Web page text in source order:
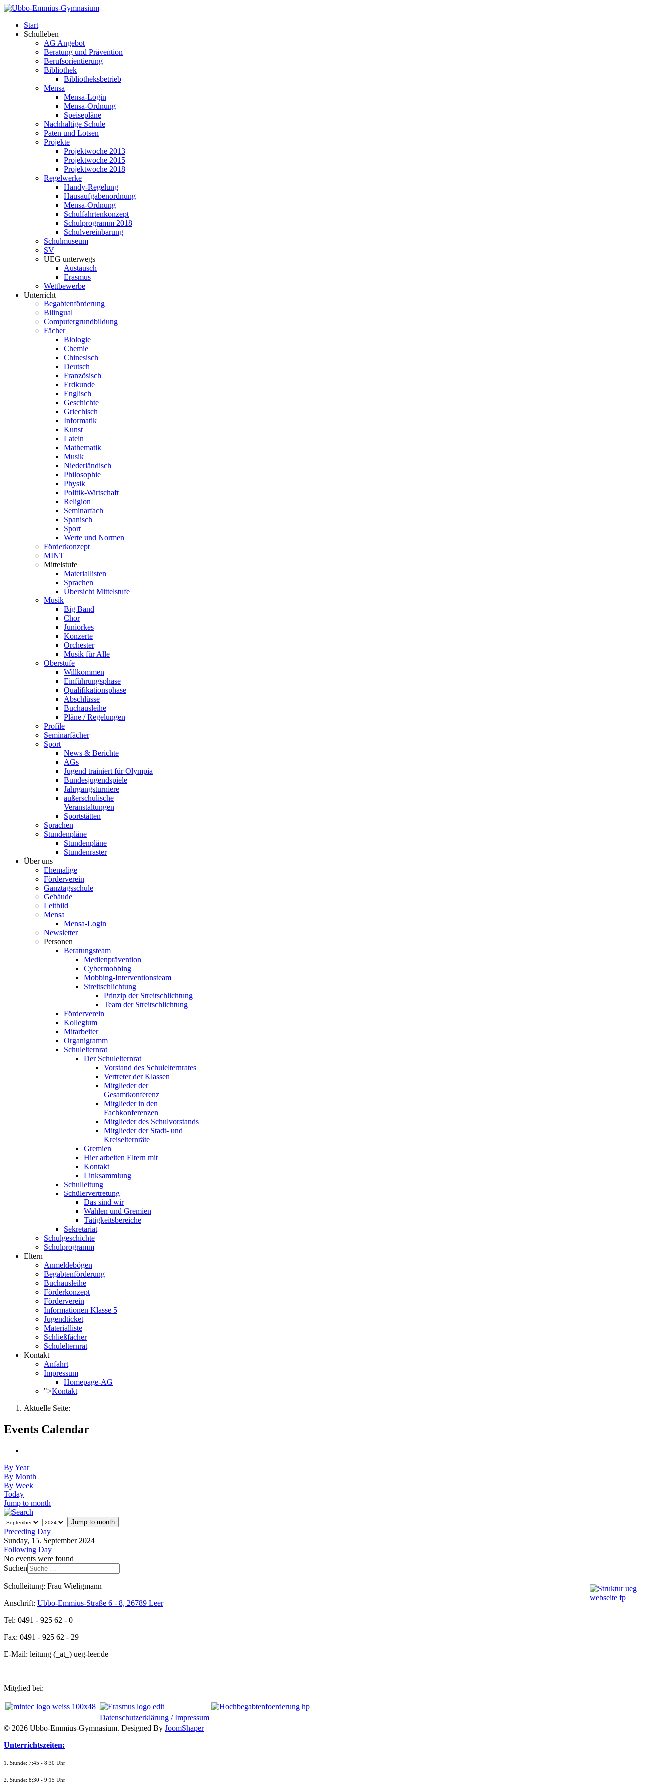
Start
Schulleben
AG Angebot
Beratung und Prävention
Berufsorientierung
Bibliothek
Bibliotheksbetrieb
Mensa
Mensa-Login
Mensa-Ordnung
Speisepläne
Nachhaltige Schule
Paten und Lotsen
Projekte
Projektwoche 2013
Projektwoche 2015
Projektwoche 2018
Regelwerke
Handy-Regelung
Hausaufgabenordnung
Mensa-Ordnung
Schulfahrtenkonzept
Schulprogramm 2018
Schulvereinbarung
Schulmuseum
SV
UEG unterwegs
Austausch
Erasmus
Wettbewerbe
Unterricht
Begabtenförderung
Bilingual
Computergrundbildung
Fächer
Biologie
Chemie
Chinesisch
Deutsch
Französisch
Erdkunde
Englisch
Geschichte
Griechisch
Informatik
Kunst
Latein
Mathematik
Musik
Niederländisch
Philosophie
Physik
Politik-Wirtschaft
Religion
Seminarfach
Spanisch
Sport
Werte und Normen
Förderkonzept
MINT
Mittelstufe
Materiallisten
Sprachen
Übersicht Mittelstufe
Musik
Big Band
Chor
Juniorkes
Konzerte
Orchester
Musik für Alle
Oberstufe
Willkommen
Einführungsphase
Qualifikationsphase
Abschlüsse
Buchausleihe
Pläne / Regelungen
Profile
Seminarfächer
Sport
News & Berichte
AGs
Jugend trainiert für Olympia
Bundesjugendspiele
Jahrgangsturniere
außerschulische
Veranstaltungen
Sportstätten
Sprachen
Stundenpläne
Stundenpläne
Stundenraster
Über uns
Ehemalige
Förderverein
Ganztagsschule
Gebäude
Leitbild
Mensa
Mensa-Login
Newsletter
Personen
Beratungsteam
Medienprävention
Cybermobbing
Mobbing-Interventionsteam
Streitschlichtung
Prinzip der Streitschlichtung
Team der Streitschlichtung
Förderverein
Kollegium
Mitarbeiter
Organigramm
Schulelternrat
Der Schulelternrat
Vorstand des Schulelternrates
Vertreter der Klassen
Mitglieder der
Gesamtkonferenz
Mitglieder in den
Fachkonferenzen
Mitglieder des Schulvorstands
Mitglieder der Stadt- und
Kreiselternräte
Gremien
Hier arbeiten Eltern mit
Kontakt
Linksammlung
Schulleitung
Schülervertretung
Das sind wir
Wahlen und Gremien
Tätigkeitsbereiche
Sekretariat
Schulgeschichte
Schulprogramm
Eltern
Anmeldebögen
Begabtenförderung
Buchausleihe
Förderkonzept
Förderverein
Informationen Klasse 5
Jugendticket
Materialliste
Schließfächer
Schulelternrat
Kontakt
Anfahrt
Impressum
Homepage-AG
">Kontakt
Aktuelle Seite:
Events Calendar
By Year
By Month
By Week
Today
Jump to month
Jump to month
Preceding Day
Sunday, 15. September 2024
Following Day
No events were found
Suchen
Schulleitung: Frau Wieligmann
Anschrift: Ubbo-Emmius-Straße 6 - 8, 26789 Leer
Tel: 0491 - 925 62 - 0
Fax: 0491 - 925 62 - 29
E-Mail: leitung (_at_) ueg-leer.de
Mitglied bei:
Datenschutzerklärung / Impressum
© 2026 Ubbo-Emmius-Gymnasium. Designed By JoomShaper
Unterrichtszeiten:
1. Stunde: 7:45 - 8:30 Uhr
2. Stunde: 8:30 - 9:15 Uhr